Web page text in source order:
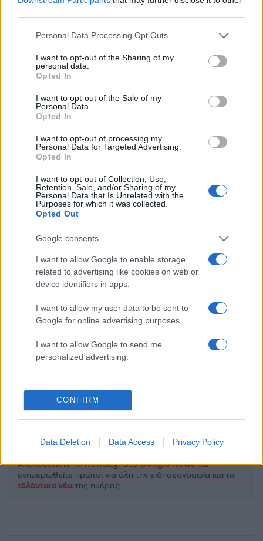
Please note that this website/app uses one or more Google
not limited to your visit or usage behaviour. You may click to
grant or deny consent to Google and its third-party tags to
use your data for below specified purposes in below Google
consent section.
Personal Data Processing Opt Outs
I want to opt-out of the Sharing of my
personal data.
Opted In
I want to opt-out of the Sale of my
Personal Data.
Opted In
I want to opt-out of processing my
Personal Data for Targeted Advertising.
Opted In
I want to opt-out of Collection, Use,
Retention, Sale, and/or Sharing of my
Personal Data that Is Unrelated with the
Purposes for which it was collected.
Opted Out
Google consents
I want to allow Google to enable storage
related to advertising like cookies on web or
device identifiers in apps.
I want to allow my user data to be sent to
Google for online advertising purposes.
I want to allow Google to send me
personalized advertising.
CONFIRM
Data Deletion Data Access Privacy Policy
Σχόλια
Σχολίασε εδώ
Υποβολή σχολίου
ΝΑΤΑΣΑ ΘΕΟΔΩΡΙΔΟΥ
Share:
Ακολουθήστε το Νewsit.gr στοGoogle Newsκαι
ενημερωθείτε πρώτοι για όλη την ειδησεογραφία και τα
τελευταία νέα της ημέρας
Κένεθ Μπράνα: Το όνειρο
για μια τελευταία ταινία
κάνω περισσότερα»
Μαρία Σάκκαρη: Δεν
μου με τον
Μητσοτάκη